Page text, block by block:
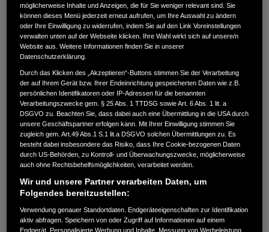
eines Rasenmähers, desto mehr Rasenfläche
kann er schneiden. Und desto schneller ist der
Rasen gemäht. Umgekehrt sind unsere
kompakten, leichteren Modelle mit kleinerer
Schnittbreite speziell für komplexere Gärten
ausgelegt. Diese Fakten können Ihnen bei der
Auswahl eines Rasenmähers für Ihren Garten
helfen. Letztendlich kommt es aber darauf an,
welcher Rasenmäher Ihnen am besten zusagt.
Damit Sie die Größen besser einordnen können,
verwenden wir im Folgenden einen Tennisplatz
möglicherweise Inhalte und Anzeigen, die für Sie weniger relevant sind. Sie
können dieses Menü jederzeit erneut aufrufen, um Ihre Auswahl zu ändern
oder Ihre Einwilligung zu widerrufen, indem Sie auf den Link Voreinstellungen
verwalten unten auf der Webseite klicken. Ihre Wahl wirkt sich auf unsere/n
Website aus. Weitere Informationen finden Sie in unserer
Datenschutzerklärung.
Durch das Klicken des „Akzeptieren“-Buttons stimmen Sie der Verarbeitung
der auf Ihrem Gerät bzw. Ihrer Endeinrichtung gespeicherten Daten wie z.B.
persönlichen Identifikatoren oder IP-Adressen für die benannten
Verarbeitungszwecke gem. § 25 Abs. 1 TTDSG sowie Art. 6 Abs. 1 lit. a
DSGVO zu. Beachten Sie, dass dabei auch eine Übermittlung in die USA durch
unsere Geschäftspartner erfolgen kann. Mit Ihrer Einwilligung stimmen Sie
zugleich gem. Art.49 Abs.1 S.1 lit.a DSGVO solchen Übermittlungen zu. Es
besteht dabei insbesondere das Risiko, dass Ihre Cookie-bezogenen Daten
durch US-Behörden, zu Kontroll- und Überwachungszwecke, möglicherweise
auch ohne Rechtsbehelfsmöglichkeiten, verarbeitet werden.
Wir und unsere Partner verarbeiten Daten, um
Folgendes bereitzustellen:
Verwendung genauer Standortdaten. Endgeräteeigenschaften zur Identifikation
aktiv abfragen. Speichern von oder Zugriff auf Informationen auf einem
Endgerät. Personalisierte Werbung und Inhalte, Messung von Werbeleistung